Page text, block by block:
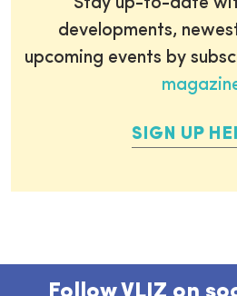
Stay up-to-date
developments,
upcoming events by
SIGN UP